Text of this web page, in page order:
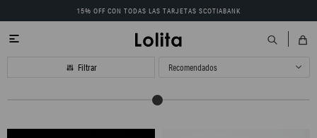
15% OFF CON TODAS LAS TARJETAS SCOTIABANK

Recomendados